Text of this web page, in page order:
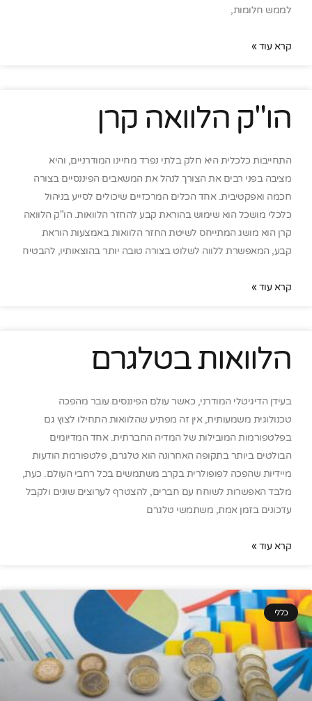
לממש חלומות,
קרא עוד »
הו"ק הלוואה קרן
התחייבות כלכלית היא חלק בלתי נפרד מחיינו המודרניים, והיא
מציבה בפני רבים את הצורך לנהל את המשאבים הפיננסיים בצורה
חכמה ואפקטיבית. אחד הכלים המרכזיים שיכולים לסייע בניהול
כלכלי מושכל הוא שימוש בהוראת קבע להחזר הלוואות. הו"ק הלוואה
קרן הוא מושג המתייחס לשיטת החזר הלוואות באמצעות הוראת
קבע, המאפשרת ללווה לשלוט בצורה טובה יותר בהוצאותיו, להבטיח
קרא עוד »
הלוואות בטלגרם
בעידן הדיגיטלי המודרני, כאשר עולם הפיננסים עובר מהפכה
טכנולוגית משמעותית, אין זה מפתיע שהלוואות התחילו לצוץ גם
בפלטפורמות המובילות של המדיה החברתית. אחד המדיומים
הבולטים ביותר בתקופה האחרונה הוא טלגרם, פלטפורמת הודעות
מיידיות שהפכה לפופולרית בקרב משתמשים בכל רחבי העולם. כעת,
מלבד האפשרות לשוחח עם חברים, להצטרף לערוצים שונים ולקבל
עדכונים בזמן אמת, משתמשי טלגרם
קרא עוד »
כללי